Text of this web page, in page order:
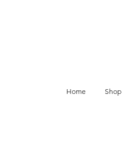
Home Shop